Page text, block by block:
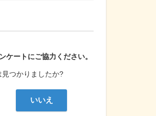
ケートにご協力ください。
つかりましたか?
いいえ